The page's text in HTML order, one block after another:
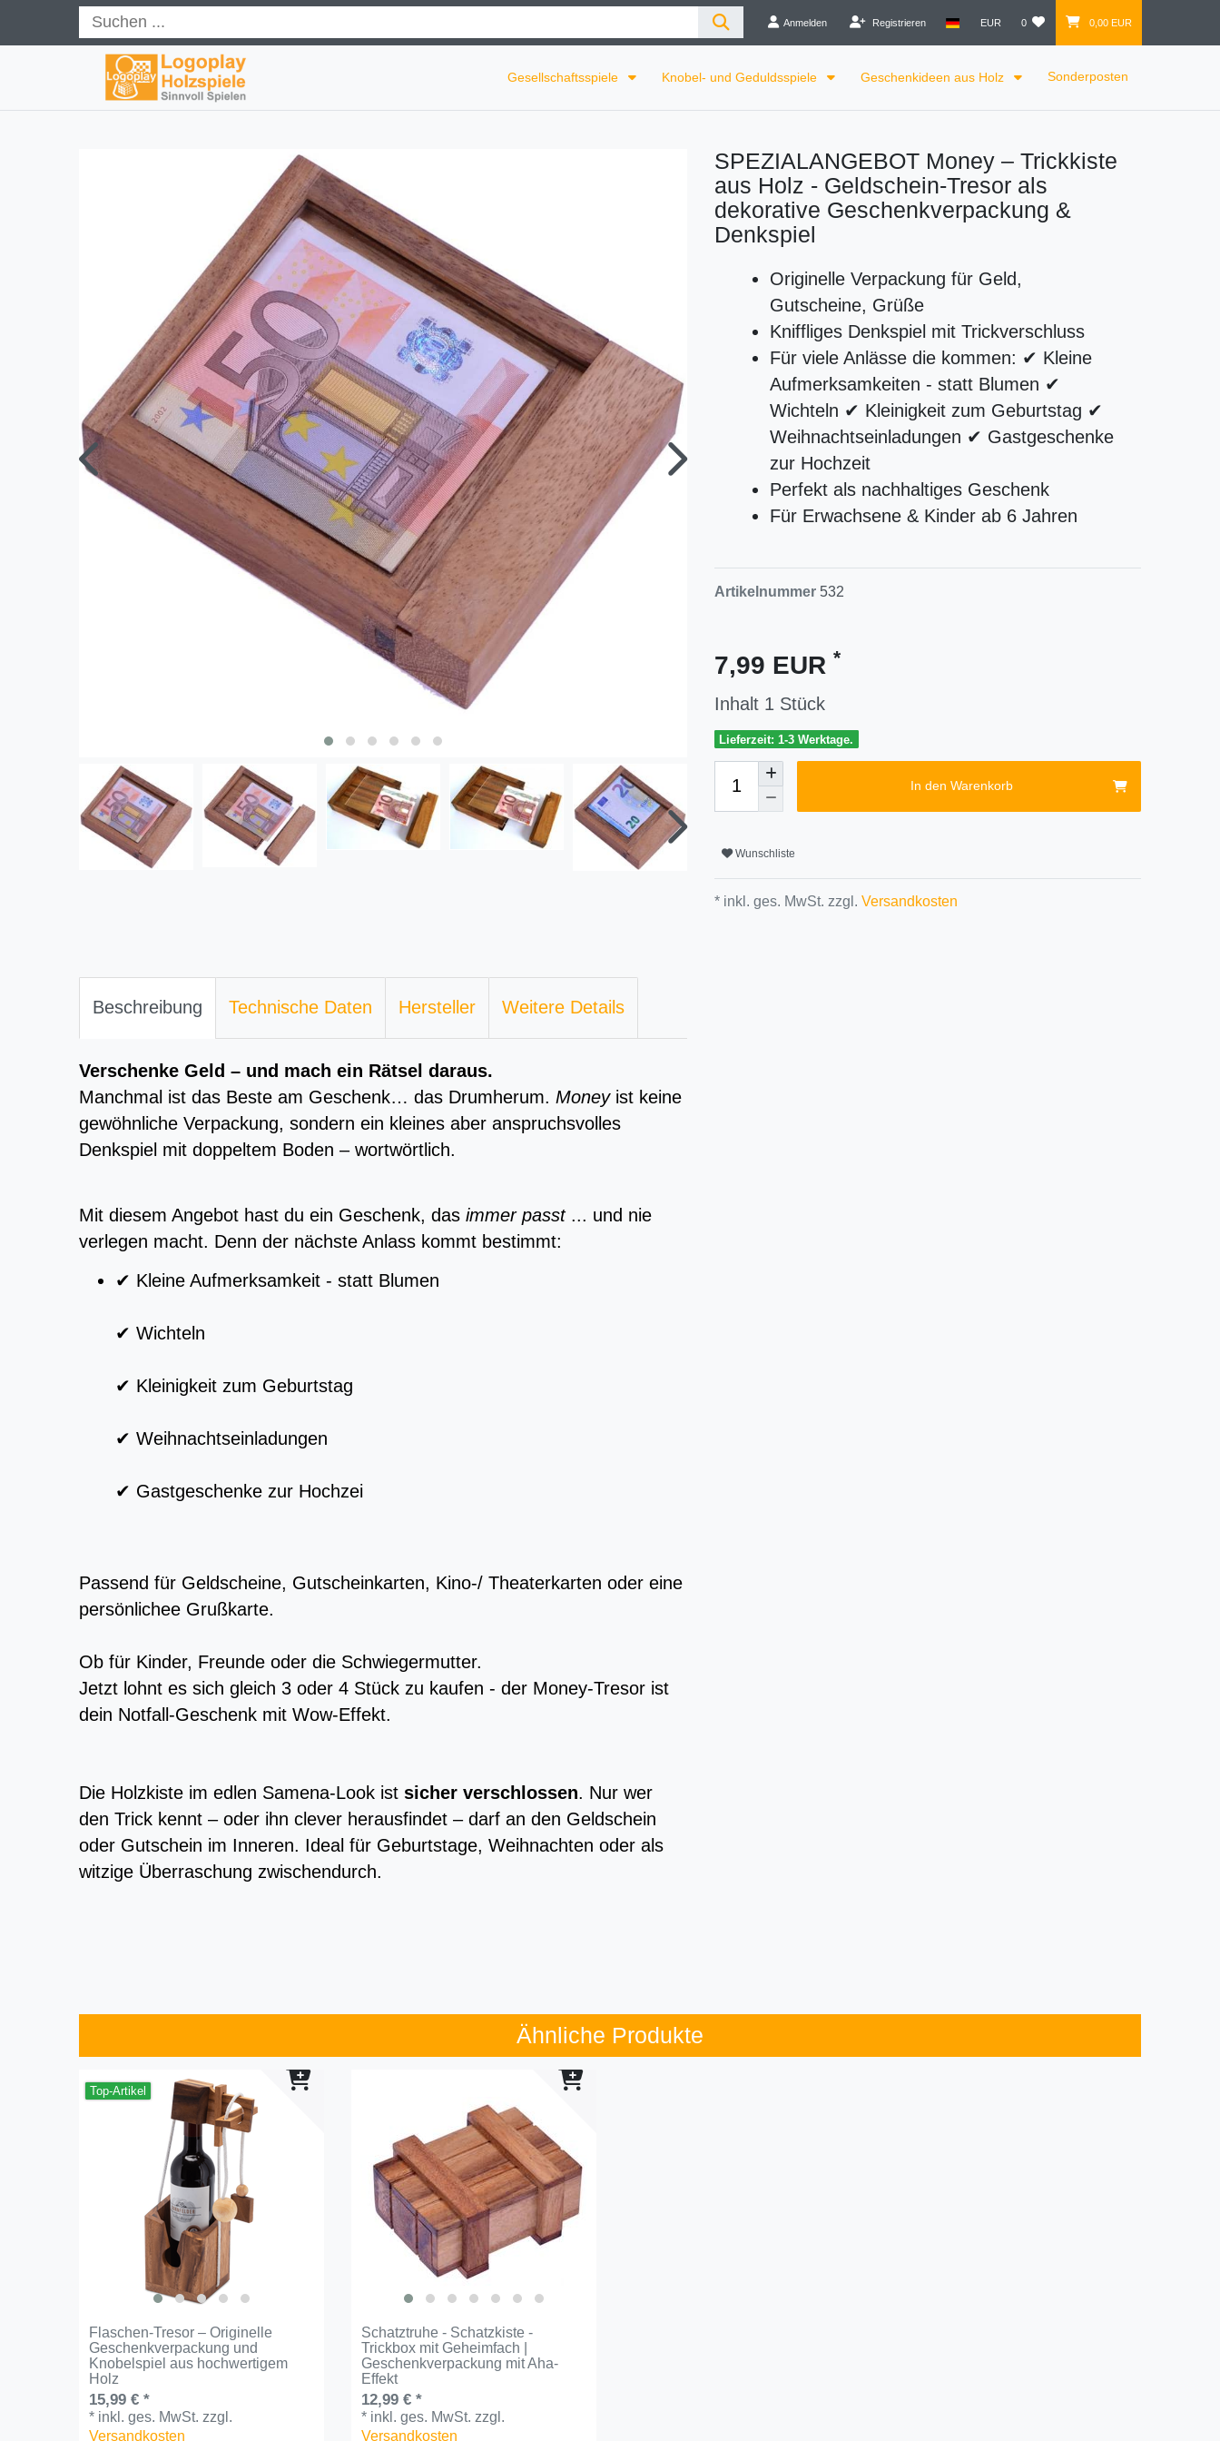
Anmelden Registrieren EUR 0 0,00 EUR
Gesellschaftsspiele Knobel- und Geduldsspiele Geschenkideen aus Holz Sonderposten
SPEZIALANGEBOT Money – Trickkiste
aus Holz - Geldschein-Tresor als
dekorative Geschenkverpackung &
Denkspiel
Originelle Verpackung für Geld,
Gutscheine, Grüße
Kniffliges Denkspiel mit Trickverschluss
Für viele Anlässe die kommen: ✔ Kleine
Aufmerksamkeiten - statt Blumen ✔
Wichteln ✔ Kleinigkeit zum Geburtstag ✔
Weihnachtseinladungen ✔ Gastgeschenke
zur Hochzeit
Perfekt als nachhaltiges Geschenk
Für Erwachsene & Kinder ab 6 Jahren
Artikelnummer 532
7,99 EUR *
Inhalt 1 Stück
Lieferzeit: 1-3 Werktage.
In den Warenkorb
Wunschliste
* inkl. ges. MwSt. zzgl. Versandkosten
Beschreibung Technische Daten Hersteller Weitere Details
Verschenke Geld – und mach ein Rätsel daraus.
Manchmal ist das Beste am Geschenk… das Drumherum. Money ist keine
gewöhnliche Verpackung, sondern ein kleines aber anspruchsvolles
Denkspiel mit doppeltem Boden – wortwörtlich.
Mit diesem Angebot hast du ein Geschenk, das immer passt ... und nie
verlegen macht. Denn der nächste Anlass kommt bestimmt:
✔ Kleine Aufmerksamkeit - statt Blumen
✔ Wichteln
✔ Kleinigkeit zum Geburtstag
✔ Weihnachtseinladungen
✔ Gastgeschenke zur Hochzei
Passend für Geldscheine, Gutscheinkarten, Kino-/ Theaterkarten oder eine
persönlichee Grußkarte.
Ob für Kinder, Freunde oder die Schwiegermutter.
Jetzt lohnt es sich gleich 3 oder 4 Stück zu kaufen - der Money-Tresor ist
dein Notfall-Geschenk mit Wow-Effekt.
Die Holzkiste im edlen Samena-Look ist sicher verschlossen. Nur wer
den Trick kennt – oder ihn clever herausfindet – darf an den Geldschein
oder Gutschein im Inneren. Ideal für Geburtstage, Weihnachten oder als
witzige Überraschung zwischendurch.
Ähnliche Produkte
Top-Artikel
Flaschen-Tresor – Originelle
Geschenkverpackung und
Knobelspiel aus hochwertigem
Holz
15,99 € *
* inkl. ges. MwSt. zzgl.
Versandkosten
Schatztruhe - Schatzkiste -
Trickbox mit Geheimfach |
Geschenkverpackung mit Aha-
Effekt
12,99 € *
* inkl. ges. MwSt. zzgl.
Versandkosten